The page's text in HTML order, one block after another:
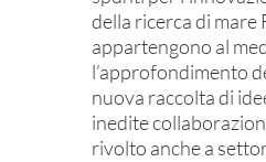
della ricerca di mare
appartengono al
l’approfondimento
nuova raccolta di
inedite
rivolto anche a